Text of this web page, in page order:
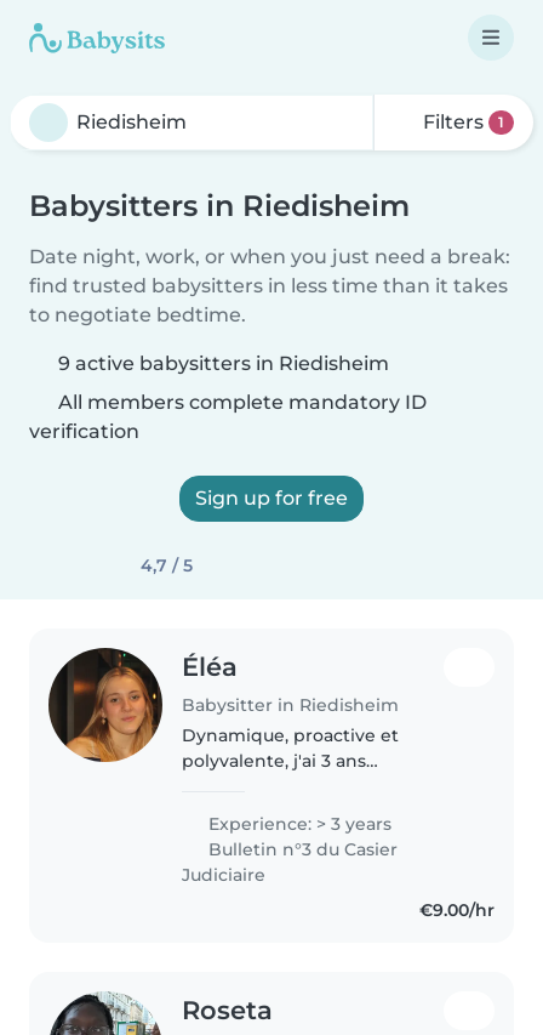
Filters 1
Babysitters in Riedisheim
Date night, work, or when you just need a break:
find trusted babysitters in less time than it takes
to negotiate bedtime.
9 active babysitters in Riedisheim
All members complete mandatory ID
verification
Sign up for free
4,7 / 5
Éléa
Babysitter in Riedisheim
Dynamique, proactive et
polyvalente, j'ai 3 ans
de tous âges. Scout depuis 9 ans,
et animatrice au sein des Scouts
et Guides de France depuis 3
ans, je..
Experience: > 3 years
Bulletin n°3 du Casier
Judiciaire
€9.00/hr
Roseta